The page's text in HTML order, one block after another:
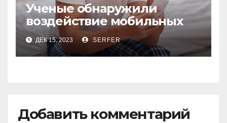
Ученые обнаружили
воздействие мобильных
телефонов на качество
спермы
ДЕК 15, 2023 SERFER
Добавить комментарий